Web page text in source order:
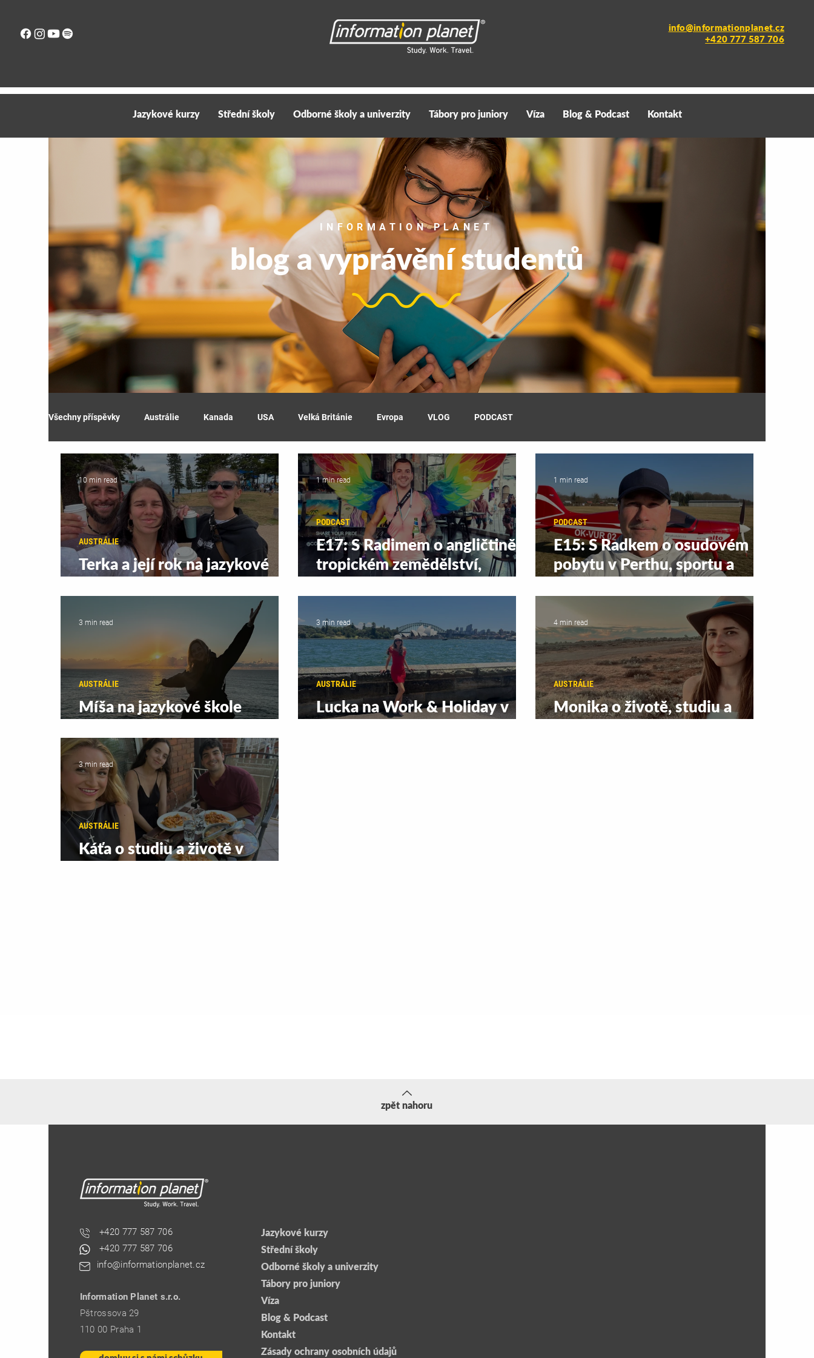
info@informationplanet.cz
+420 777 587 706
Jazykové kurzy Střední školy Odborné školy a univerzity Tábory pro juniory Víza Blog & Podcast Kontakt
INFORMATION PLANET
blog a vyprávění studentů
Všechny příspěvky Austrálie Kanada USA Velká Británie Evropa VLOG PODCAST
Terka a její rok na jazykové
škole Lexis v Sydney
AUSTRÁLIE
10 min read
E17: S Radimem o angličtině,
tropickém zemědělství,
LGBTQ+ a cestě za PR v
Austrálii
PODCAST
1 min read
E15: S Radkem o osudovém
pobytu v Perthu, sportu a
odchodu z kariéry za snem
PODCAST
1 min read
Míša na jazykové škole
Langports v Brisbane
AUSTRÁLIE
3 min read
Lucka na Work & Holiday v
Austrálii
AUSTRÁLIE
3 min read
Monika o životě, studiu a
objevování Melbourne a okolí
AUSTRÁLIE
4 min read
Káťa o studiu a životě v
Sydney
AUSTRÁLIE
3 min read
zpět nahoru
+420 777 587 706
+420 777 587 706
info@informationplanet.cz
Information Planet s.r.o.
Pštrossova 29
110 00 Praha 1
Jazykové kurzy
Střední školy
Odborné školy a univerzity
Tábory pro juniory
Víza
Blog & Podcast
Kontakt
Zásady ochrany osobních údajů